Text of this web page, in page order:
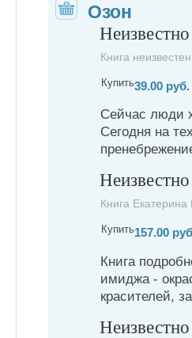
Озон
Неизвестно
Книга
Купить39.00 руб.
Сейчас люди
Сегодня на
Неизвестно
Книга Екатерина
Купить157.00
Книга
имиджа -
красителей,
Неизвестно